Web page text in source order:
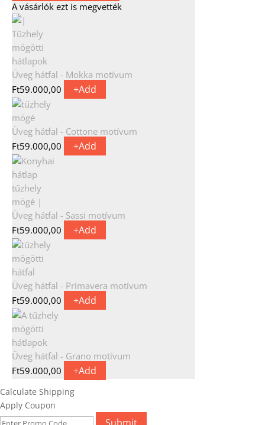
A vásárlók ezt is megvették
Üveg hátfal - Mokka motívum
Ft59.000,00 +Add
Üveg hátfal - Cottone motívum
Ft59.000,00 +Add
Üveg hátfal - Sassi motívum
Ft59.000,00 +Add
Üveg hátfal - Primavera motívum
Ft59.000,00 +Add
Üveg hátfal - Grano motívum
Ft59.000,00 +Add
Calculate Shipping
Apply Coupon